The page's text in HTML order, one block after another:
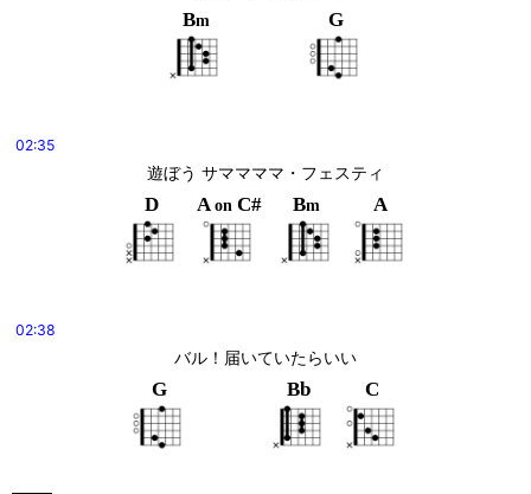
Bm G
02:35
遊ぼう サママママ・フェスティ
D A on C# Bm A
02:38
バル！届いていたらいい
G Bb C